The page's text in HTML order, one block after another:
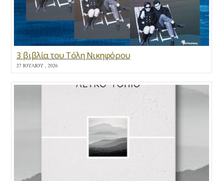
3 βιβλία του Τόλη Νικηφόρου
27 ΙΟΥΛΊΟΥ , 2026